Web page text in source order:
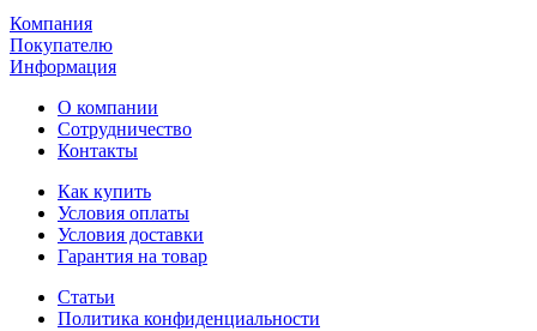
Компания
Покупателю
Информация
О компании
Сотрудничество
Контакты
Как купить
Условия оплаты
Условия доставки
Гарантия на товар
Статьи
Политика конфиденциальности